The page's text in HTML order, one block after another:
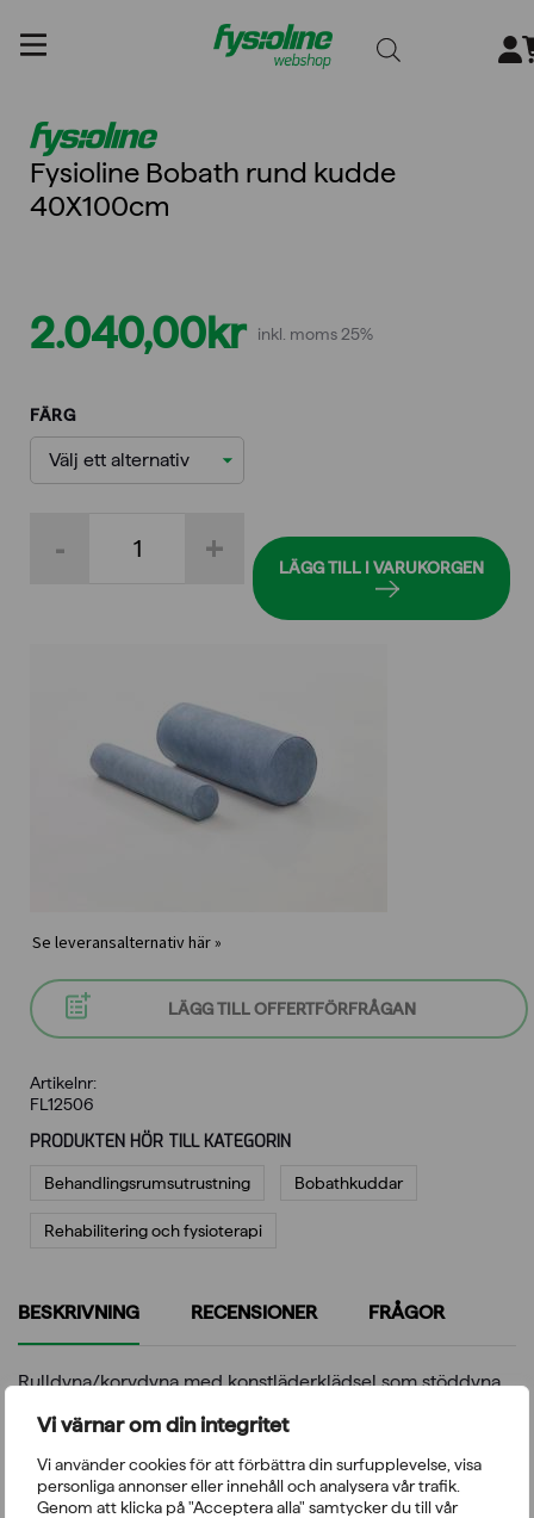
Vi värnar om din integritet
Vi använder cookies för att förbättra din surfupplevelse, visa
personliga annonser eller innehåll och analysera vår trafik.
Genom att klicka på "Acceptera alla" samtycker du till vår
innehållet
Fysioline Bobath rund kudde
40X100cm
2.040,00kr inkl. moms 25%
FÄRG
+
- LÄGG TILL I VARUKORGEN
Se leveransalternativ här »
LÄGG TILL OFFERTFÖRFRÅGAN
Artikelnr:
FL12506
PRODUKTEN HÖR TILL KATEGORIN
Behandlings­rumsutrustning Bobathkuddar
Rehabilitering och fysioterapi
BESKRIVNING RECENSIONER FRÅGOR
Rulldyna/korvdyna med konstläderklädsel som stöddyna
Yta: konstläder
Storlek: 40 x 100 cm
Standardfärg Apollo